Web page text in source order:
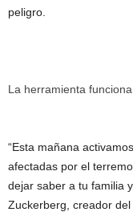
peligro.
La herramienta
“Esta mañana
afectadas por el
dejar saber a tu familia
Zuckerberg, creador